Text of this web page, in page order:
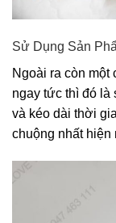
Sử Dụng Sản
Ngoài ra còn một
ngay tức thì đó là
và kéo dài thời
chuộng nhất hiện